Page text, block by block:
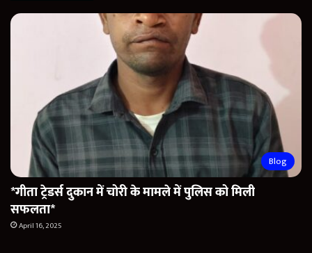
Blog
*गीता ट्रेडर्स दुकान में चोरी के मामले में पुलिस को मिली
सफलता*
April 16, 2025